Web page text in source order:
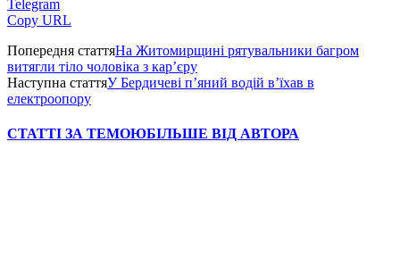
Telegram
Copy URL
Попередня статтяНа Житомирщині рятувальники багром
витягли тіло чоловіка з кар’єру
Наступна статтяУ Бердичеві п’яний водій в’їхав в
електроопору
СТАТТІ ЗА ТЕМОЮБІЛЬШЕ ВІД АВТОРА